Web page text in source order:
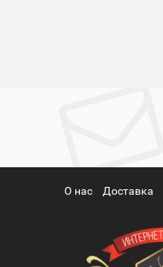
О нас Доставка